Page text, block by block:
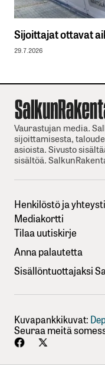
Sijoittajat ottavat
29.7.2026
Vaurastujan media.
sijoittamisesta,
asioista. Sivusto
sisältöä.
Henkilöstö ja
Mediakortti
Tilaa uutiskirje
Anna palautetta
Sisällöntuottajaksi
Kuvapankkikuvat:
Seuraa meitä